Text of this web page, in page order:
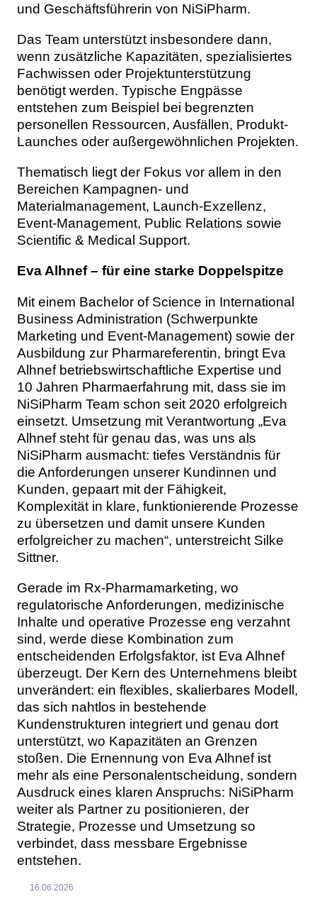
und Geschäftsführerin von NiSiPharm.
Das Team unterstützt insbesondere dann,
wenn zusätzliche Kapazitäten, spezialisiertes
Fachwissen oder Projektunterstützung
benötigt werden. Typische Engpässe
entstehen zum Beispiel bei begrenzten
personellen Ressourcen, Ausfällen, Produkt-
Launches oder außergewöhnlichen Projekten.
Thematisch liegt der Fokus vor allem in den
Bereichen Kampagnen- und
Materialmanagement, Launch-Exzellenz,
Event-Management, Public Relations sowie
Scientific & Medical Support.
Eva Alhnef – für eine starke Doppelspitze
Mit einem Bachelor of Science in International
Business Administration (Schwerpunkte
Marketing und Event-Management) sowie der
Ausbildung zur Pharmareferentin, bringt Eva
Alhnef betriebswirtschaftliche Expertise und
10 Jahren Pharmaerfahrung mit, dass sie im
NiSiPharm Team schon seit 2020 erfolgreich
einsetzt. Umsetzung mit Verantwortung „Eva
Alhnef steht für genau das, was uns als
NiSiPharm ausmacht: tiefes Verständnis für
die Anforderungen unserer Kundinnen und
Kunden, gepaart mit der Fähigkeit,
Komplexität in klare, funktionierende Prozesse
zu übersetzen und damit unsere Kunden
erfolgreicher zu machen“, unterstreicht Silke
Sittner.
Gerade im Rx-Pharmamarketing, wo
regulatorische Anforderungen, medizinische
Inhalte und operative Prozesse eng verzahnt
sind, werde diese Kombination zum
entscheidenden Erfolgsfaktor, ist Eva Alhnef
überzeugt. Der Kern des Unternehmens bleibt
unverändert: ein flexibles, skalierbares Modell,
das sich nahtlos in bestehende
Kundenstrukturen integriert und genau dort
unterstützt, wo Kapazitäten an Grenzen
stoßen. Die Ernennung von Eva Alhnef ist
mehr als eine Personalentscheidung, sondern
Ausdruck eines klaren Anspruchs: NiSiPharm
weiter als Partner zu positionieren, der
Strategie, Prozesse und Umsetzung so
verbindet, dass messbare Ergebnisse
entstehen.
16.06.2026